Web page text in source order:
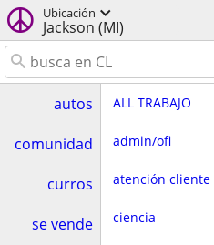
Ubicación
Jackson (MI)
autos
comunidad
curros
se vende
ALL TRABAJO
admin/ofi
atención cliente
ciencia